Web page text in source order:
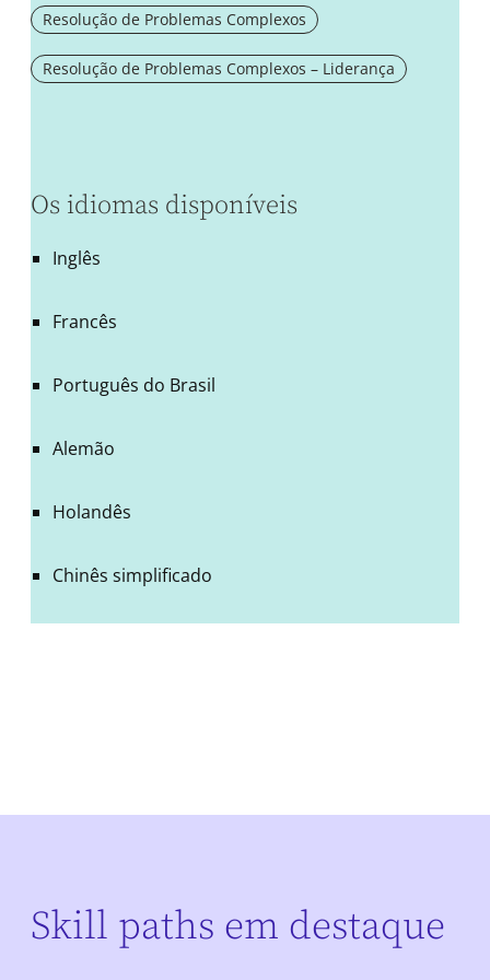
Resolução de Problemas Complexos
Resolução de Problemas Complexos – Liderança
Os idiomas disponíveis
Inglês
Francês
Português do Brasil
Alemão
Holandês
Chinês simplificado
Skill paths em destaque